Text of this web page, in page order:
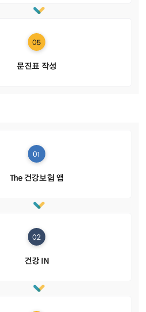
05
문진표 작성
01
The 건강보험 앱
02
건강 IN